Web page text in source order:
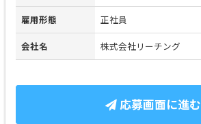
雇用形態 正社員
会社名 株式会社リーチング
応募画面に進む